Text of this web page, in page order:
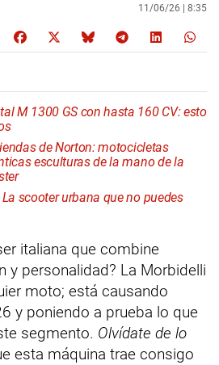
11/06/26 | 8:35
M 1300 GS con hasta 160 CV: esto
de Norton: motocicletas
esculturas de la mano de la
scooter urbana que no puedes
italiana que combine
y personalidad? La Morbidelli
moto; está causando
y poniendo a prueba lo que
segmento. Olvídate de lo
esta máquina trae consigo